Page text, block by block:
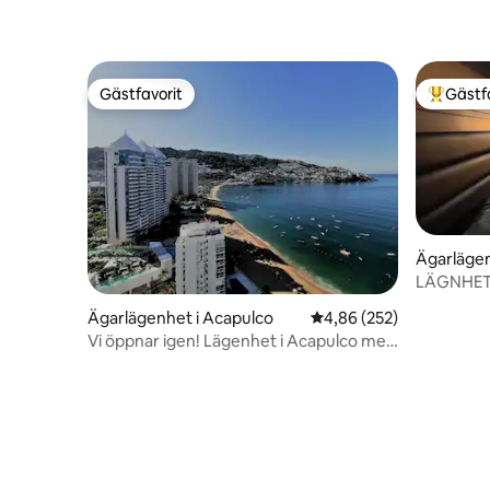
Gästfavorit
Gästfavorit
Ägarlägenhet i Acapulco 4,86 av 5 i
4,86 (252)
Vi öppnar igen! Lägenhet i Acapulco med
Juárez